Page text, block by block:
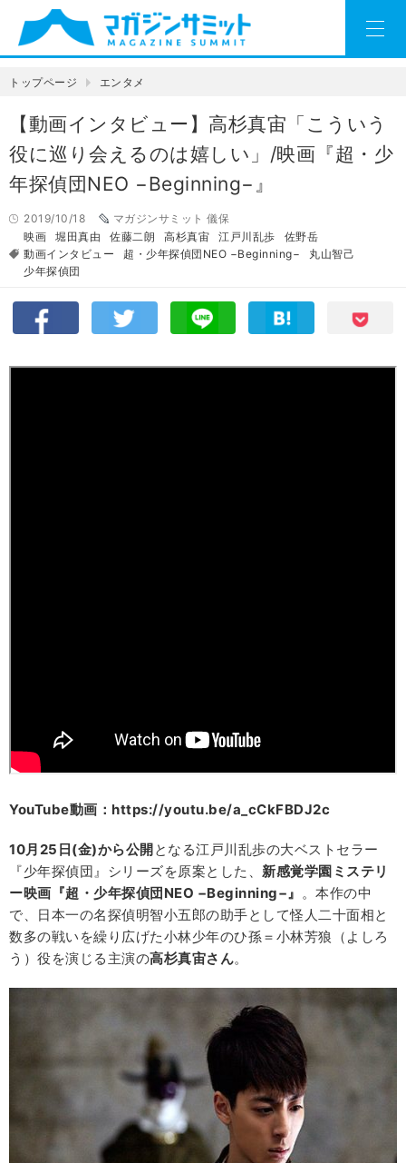
トップページ エンタメ
【動画インタビュー】高杉真宙「こういう
役に巡り会えるのは嬉しい」/映画『超・少
年探偵団NEO −Beginning−』
2019/10/18
マガジンサミット 儀保
映画
堀田真由 佐藤二朗 高杉真宙 江戸川乱歩
佐野岳
動画インタビュー
超・少年探偵団NEO −Beginning−
丸山智己
少年探偵団
YouTube動画：https://youtu.be/a_cCkFBDJ2c
10月25日(金)から公開 となる江戸川乱歩の大ベストセラー
『少年探偵団』シリーズを原案とした、 新感覚学園ミステリ
ー映画『超・少年探偵団NEO −Beginning−』 。本作の中
で、日本一の名探偵明智小五郎の助手として怪人二十面相と
数多の戦いを繰り広げた小林少年のひ孫＝小林芳狼（よしろ
う）役を演じる主演の高杉真宙さん。